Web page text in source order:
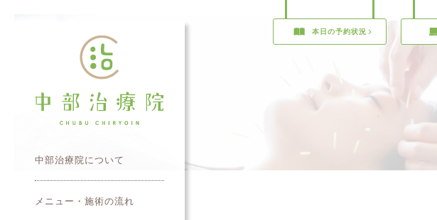
本日の予約状況
中部治療院について
メニュー・施術の流れ